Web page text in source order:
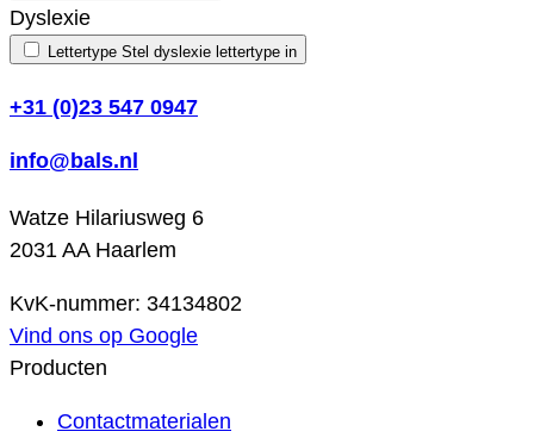
Dyslexie
Lettertype Stel dyslexie lettertype in
+31 (0)23 547 0947
info@bals.nl
Watze Hilariusweg 6
2031 AA Haarlem
KvK-nummer: 34134802
Vind ons op Google
Producten
Contactmaterialen